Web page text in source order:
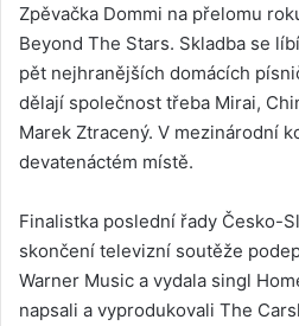
Zpěvačka Dommi na přelomu
Beyond The Stars. Skladba se
pět nejhranějších domácích
dělají společnost třeba Mirai,
Marek Ztracený. V mezinárodní
devatenáctém místě.
Finalistka poslední řady Česko-
skončení televizní soutěže
Warner Music a vydala singl
napsali a vyprodukovali The